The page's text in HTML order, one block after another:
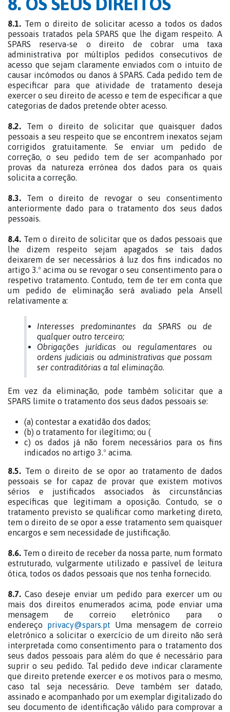
8.1. Tem o direito de solicitar acesso a todos os dados
pessoais tratados pela SPARS que lhe digam respeito. A
SPARS reserva-se o direito de cobrar uma taxa
administrativa por múltiplos pedidos consecutivos de
acesso que sejam claramente enviados com o intuito de
causar incómodos ou danos à SPARS. Cada pedido tem de
especificar para que atividade de tratamento deseja
exercer o seu direito de acesso e tem de especificar a que
categorias de dados pretende obter acesso.
8.2. Tem o direito de solicitar que quaisquer dados
pessoais a seu respeito que se encontrem inexatos sejam
corrigidos gratuitamente. Se enviar um pedido de
correção, o seu pedido tem de ser acompanhado por
provas da natureza errónea dos dados para os quais
solicita a correção.
8.3. Tem o direito de revogar o seu consentimento
anteriormente dado para o tratamento dos seus dados
pessoais.
8.4. Tem o direito de solicitar que os dados pessoais que
lhe dizem respeito sejam apagados se tais dados
deixarem de ser necessários à luz dos fins indicados no
artigo 3.º acima ou se revogar o seu consentimento para o
respetivo tratamento. Contudo, tem de ter em conta que
um pedido de eliminação será avaliado pela Ansell
relativamente a:
Interesses predominantes da SPARS ou de
qualquer outro terceiro;
Obrigações jurídicas ou regulamentares ou
ordens judiciais ou administrativas que possam
ser contraditórias a tal eliminação.
Em vez da eliminação, pode também solicitar que a
SPARS limite o tratamento dos seus dados pessoais se:
(a) contestar a exatidão dos dados;
(b) o tratamento for ilegítimo; ou (
c) os dados já não forem necessários para os fins
indicados no artigo 3.º acima.
8.5. Tem o direito de se opor ao tratamento de dados
pessoais se for capaz de provar que existem motivos
sérios e justificados associados às circunstâncias
específicas que legitimam a oposição. Contudo, se o
tratamento previsto se qualificar como marketing direto,
tem o direito de se opor a esse tratamento sem quaisquer
encargos e sem necessidade de justificação.
8.6. Tem o direito de receber da nossa parte, num formato
estruturado, vulgarmente utilizado e passível de leitura
ótica, todos os dados pessoais que nos tenha fornecido.
8.7. Caso deseje enviar um pedido para exercer um ou
mais dos direitos enumerados acima, pode enviar uma
mensagem de correio eletrónico para o
endereço privacy@spars.pt Uma mensagem de correio
eletrónico a solicitar o exercício de um direito não será
interpretada como consentimento para o tratamento dos
seus dados pessoais para além do que é necessário para
suprir o seu pedido. Tal pedido deve indicar claramente
que direito pretende exercer e os motivos para o mesmo,
caso tal seja necessário. Deve também ser datado,
assinado e acompanhado por um exemplar digitalizado do
seu documento de identificação válido para comprovar a